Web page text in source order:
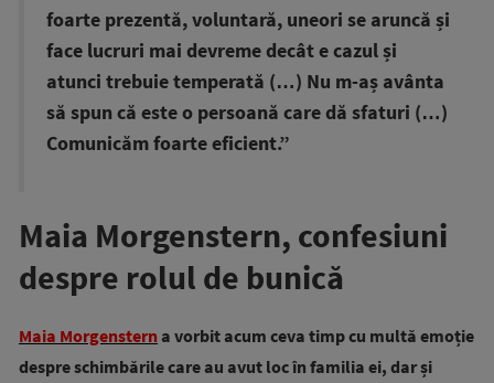
foarte prezentă, voluntară, uneori se aruncă și
face lucruri mai devreme decât e cazul și
atunci trebuie temperată (…) Nu m-aș avânta
să spun că este o persoană care dă sfaturi (…)
Comunicăm foarte eficient.”
Maia Morgenstern, confesiuni
despre rolul de bunică
Maia Morgenstern a vorbit acum ceva timp cu multă emoție
despre schimbările care au avut loc în familia ei, dar și